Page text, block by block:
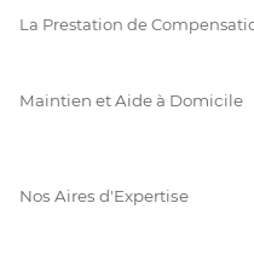
La Prestation de
Maintien et Aide à Domicile
Nos Aires d'Expertise